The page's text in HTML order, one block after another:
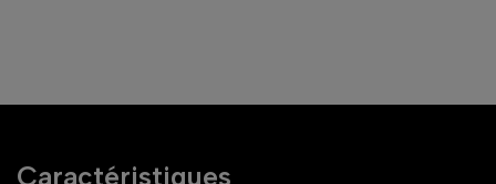
Caractéristiques